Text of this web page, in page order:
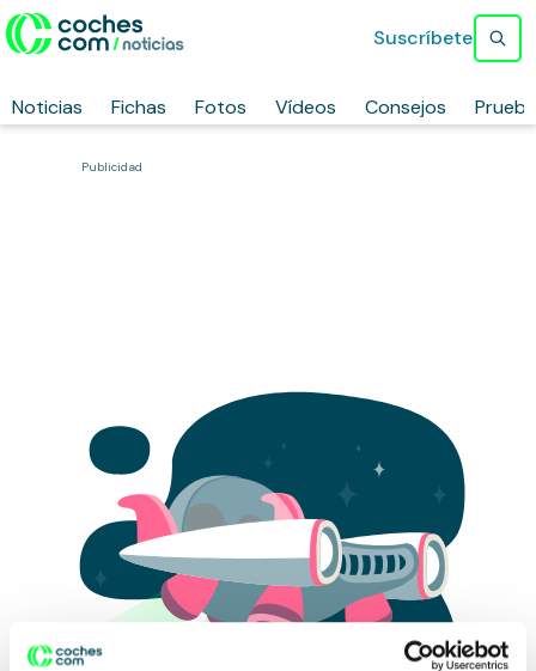
Noticias Fichas Fotos Vídeos Consejos
Suscríbete
Publicidad